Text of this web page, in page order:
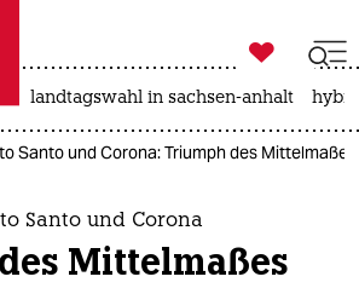
taz zahl ich
taz zahl ich

taz zahl ich
landtagswahl in sachsen-anhalt
Santo und Corona: Triumph des Mittelmaßes
Santo und Corona
Mittelmaßes